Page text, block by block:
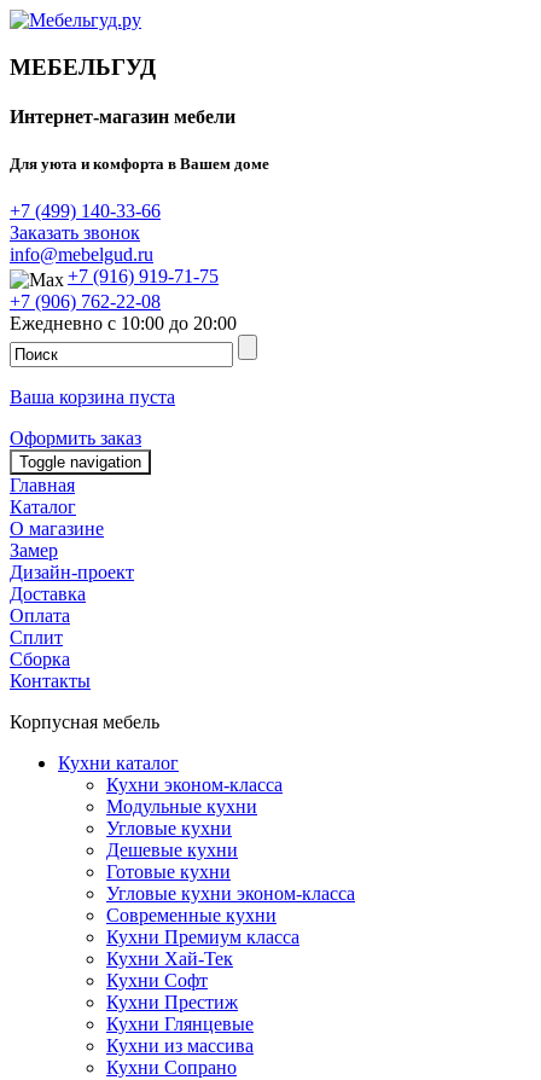
МЕБЕЛЬГУД
Интернет-магазин мебели
Для уюта и комфорта в Вашем доме
+7 (499) 140-33-66
Заказать звонок
info@mebelgud.ru
+7 (916) 919-71-75
+7 (906) 762-22-08
Ежедневно с 10:00 до 20:00
Ваша корзина пуста
Оформить заказ
Toggle navigation
Главная
Каталог
О магазине
Замер
Дизайн-проект
Доставка
Оплата
Сплит
Сборка
Контакты
Корпусная мебель
Кухни каталог
Кухни эконом-класса
Модульные кухни
Угловые кухни
Дешевые кухни
Готовые кухни
Угловые кухни эконом-класса
Современные кухни
Кухни Премиум класса
Кухни Хай-Тек
Кухни Софт
Кухни Престиж
Кухни Глянцевые
Кухни из массива
Кухни Сопрано